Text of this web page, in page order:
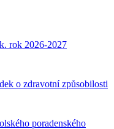
rok 2026-2027
o zdravotní způsobilosti
poradenského